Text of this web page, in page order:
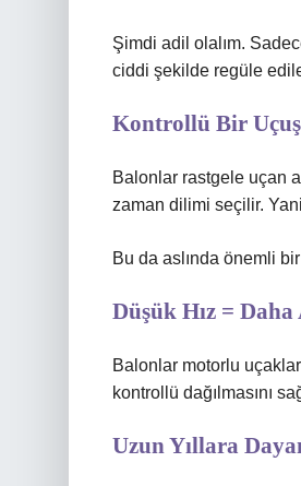
Şimdi adil olalım.
ciddi şekilde regüle
Kontrollü Bir
Balonlar rastgele uçan
zaman dilimi seçilir.
Bu da aslında önemli
Düşük Hız =
Balonlar motorlu
kontrollü dağılmasını
Uzun Yıllara